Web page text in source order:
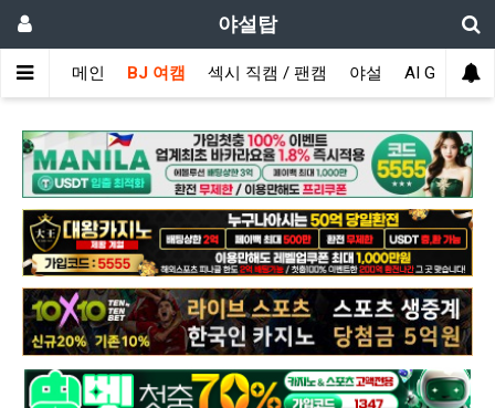
야설탑
메인 BJ 여캠 섹시 직캠 / 팬캠 야설 AI GIRL